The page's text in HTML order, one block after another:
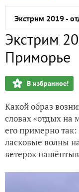
Экстрим 2019 -
Вода как
Здесь вам не
Приз от 7дач на
Вот и пришло
Будет
Экстрим
Приморье
В избранное!
Какой образ
словах «отдых на
его примерно так:
ласковые волны
ветерок